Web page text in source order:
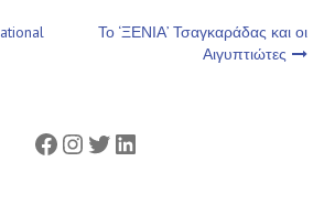
Το ‘ΞΕΝΙΑ’ Τσαγκαράδας και οι
Αιγυπτιώτες
Facebook
Instagram
Twitter
Linkedin